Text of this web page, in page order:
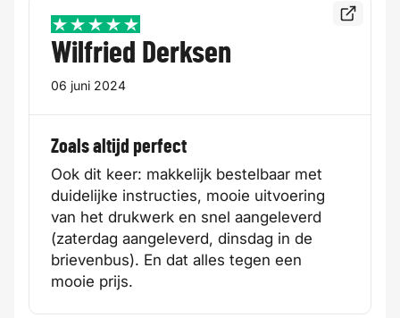
5 / 5
Wilfried Derksen
06 juni 2024
Zoals altijd perfect
Ook dit keer: makkelijk bestelbaar met
duidelijke instructies, mooie uitvoering
van het drukwerk en snel aangeleverd
(zaterdag aangeleverd, dinsdag in de
brievenbus). En dat alles tegen een
mooie prijs.
Bekijk